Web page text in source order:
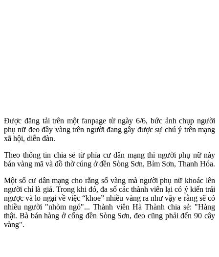
Được đăng tải trên một fanpage từ ngày 6/6, bức ảnh chụp người
phụ nữ đeo đầy vàng trên người đang gây được sự chú ý trên mạng
xã hội, diễn đàn.
Theo thông tin chia sẻ từ phía cư dân mạng thì người phụ nữ này
bán vàng mã và đồ thờ cúng ở đền Sòng Sơn, Bỉm Sơn, Thanh Hóa.
Một số cư dân mạng cho rằng số vàng mà người phụ nữ khoác lên
người chỉ là giả. Trong khi đó, đa số các thành viên lại có ý kiến trái
ngược và lo ngại về việc “khoe” nhiều vàng ra như vậy e rằng sẽ có
nhiều người "nhòm ngó"... Thành viên Hà Thành chia sẻ: "Hàng
thật. Bà bán hàng ở cổng đền Sòng Sơn, đeo cũng phải đến 90 cây
vàng".